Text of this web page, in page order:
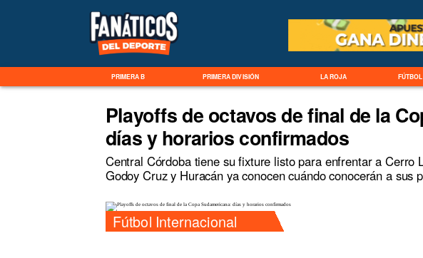
PRIMERA B PRIMERA DIVISIÓN LA ROJA
Fútbol Internacional
Playoffs de octavos de final de la
días y horarios confirmados
Central Córdoba tiene su fixture listo para enfrentar a Cerro
Godoy Cruz y Huracán ya conocen cuándo conocerán a sus